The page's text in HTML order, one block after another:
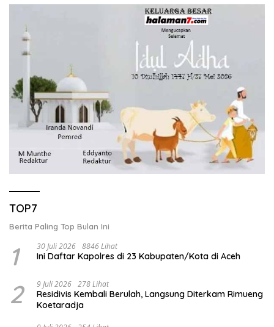
TOP7
Berita Paling Top Bulan Ini
1 30 Juli 2026 8846 Lihat
Ini Daftar Kapolres di 23 Kabupaten/Kota di Aceh
2 9 Juli 2026 278 Lihat
Residivis Kembali Berulah, Langsung Diterkam Rimueng
Koetaradja